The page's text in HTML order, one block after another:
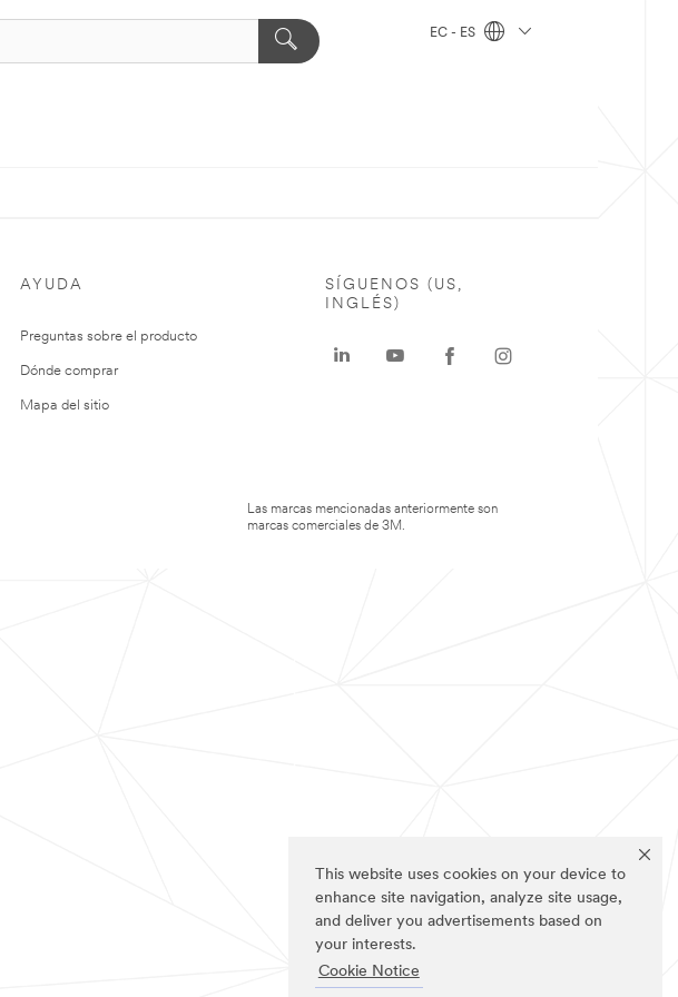
This website uses cookies on your device to
enhance site navigation, analyze site usage,
and deliver you advertisements based on
your interests.
Cookie Notice
EC - ES
AYUDA
Preguntas sobre el producto
Dónde comprar
Mapa del sitio
SÍGUENOS (US,
INGLÉS)
Las marcas mencionadas anteriormente son
marcas comerciales de 3M.